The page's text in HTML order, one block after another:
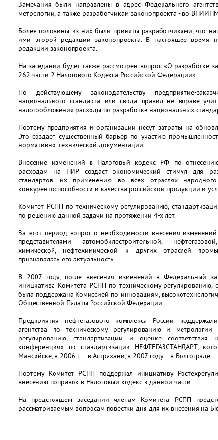
Замечания были направлены в адрес Федерального
метрологии, а также разработчикам законопроекта - во
Более половины из них были приняты разработчиками, что
ими второй редакции законопроекта. В настоящее время
редакции законопроекта.
На заседании будет также рассмотрен вопрос «О разработке
262 части 2 Налогового Кодекса Российской Федерации».
По действующему законодательству предприятие-
национального стандарта или свода правил не вправе
налогообложения расходы по разработке национальных
Поэтому предприятия и организации несут затраты на
Это создает существенный барьер по участию
нормативно-технической документации.
Внесение изменений в Налоговый кодекс РФ по
расходам на НИР создаст экономический стимул для
стандартов, их применению во всех отраслях
конкурентоспособности и качества российской продукции и
Комитет РСПП по техническому регулированию,
по решению данной задачи на протяжении 4-х лет.
За этот период вопрос о необходимости внесения
представителями автомобилестроительной,
химической, нефтехимической и других отраслей
признавалась его актуальность.
В 2007 году, после внесения изменений в Федеральный
инициатива Комитета РСПП по техническому регулированию,
была поддержана Комиссией по инновациям,
Общественной Палаты Российской Федерации.
Предприятия нефтегазового комплекса России
агентства по техническому регулированию и
регулированию, стандартизации и оценке
конференциях по стандартизации НЕФТЕГАЗСТАНДАРТ,
Мансийске, в 2006 г. – в Астрахани, в 2007 году – в Волгограде.
Поэтому Комитет РСПП поддержал инициативу
внесению поправок в Налоговый кодекс в данной части.
На предстоящем заседании членам Комитета РСПП
рассматриваемым вопросам повестки дня для их внесения на